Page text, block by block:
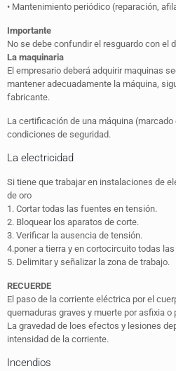
• Mantenimiento periódico (reparación,
Importante
No se debe confundir el resguardo con el
La maquinaria
El empresario deberá adquirir maquinas
mantener adecuadamente la máquina,
fabricante.
La certificación de una máquina
condiciones de seguridad.
La electricidad
Si tiene que trabajar en instalaciones de
de oro
1. Cortar todas las fuentes en tensión.
2. Bloquear los aparatos de corte.
3. Verificar la ausencia de tensión.
4.poner a tierra y en cortocircuito todas
5. Delimitar y señalizar la zona de trabajo.
RECUERDE
El paso de la corriente eléctrica por el
quemaduras graves y muerte por asfixia o
La gravedad de loes efectos y lesiones
intensidad de la corriente.
Incendios